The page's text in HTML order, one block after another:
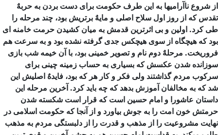
از شروع ناآرامیها به این طرف حكومت برای دست بردن به حربهٌ
تقدس كه از روز اول سلاح اصلی و مایهٌ برتریش بود، چند مرحله را
طی كرد. اولین و بی اثرترین قدمش به میان كشیدن حرمت خامنه ای
بود كه هیچگاه از سوی هیچكس جدی گرفته نشده بود و به سرعت هم
فروریخت. مرحلهٌ دوم نام و تصویر خمینی بود، با آن خیمه شب بازی
سوزانده شدن عكسش كه بسیاری به حساب زمینه چینی برای
سركوب مردم گذاشتند ولی فكر و كار هر كه بود، فایدهٌ اصلیش این
شد كه به مخالفان آموزش بدهد كه چه باید کرد. آخرین مرحله این
داستان عاشورا و امام حسین است كه قرار است شكسته شدن
حرمتش خون امت را به جوش بیاورد و از آنجا كه حكومت اسلامی در
نهایت مشروعیت را از مذهب و قدرت را از دلبستگی مردم به مذهب